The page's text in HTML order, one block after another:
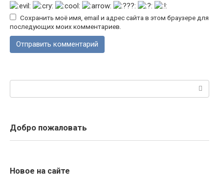
Сохранить моё имя, email и адрес сайта в этом браузере для
последующих моих комментариев.
Поиск:
Добро пожаловать
Новое на сайте